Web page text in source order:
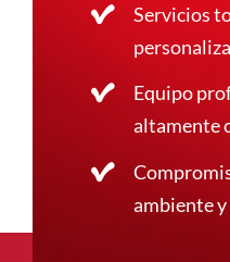
Servicios
Equipo
altamente
ambiente